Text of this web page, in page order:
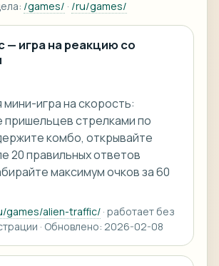
/games/ · /ru/games/
— игра на реакцию со
игра на скорость:
пришельцев стрелками по
комбо, открывайте
20 правильных ответов
максимум очков за 60
games/alien-traffic/· работает без
· Обновлено: 2026-02-08